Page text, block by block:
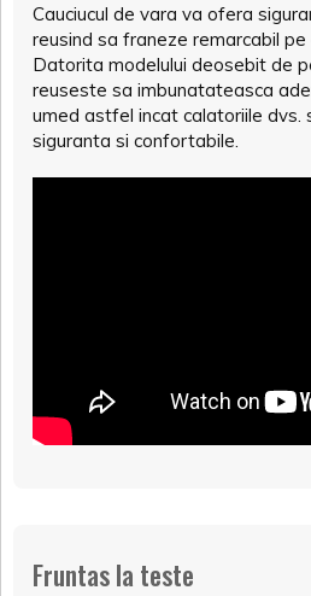
Cauciucul de vara va ofera
reusind sa franeze remarcabil
Datorita modelului deosebit de
reuseste sa imbunatateasca
umed astfel incat calatoriile dvs.
siguranta si confortabile.
Fruntas la teste